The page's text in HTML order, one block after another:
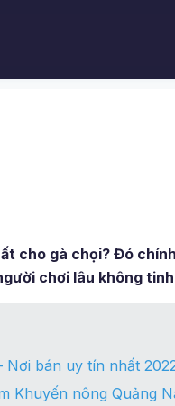
cho gà chọi? Đó
chơi lâu không
Nơi bán uy tín nhất
Khuyến nông Quảng